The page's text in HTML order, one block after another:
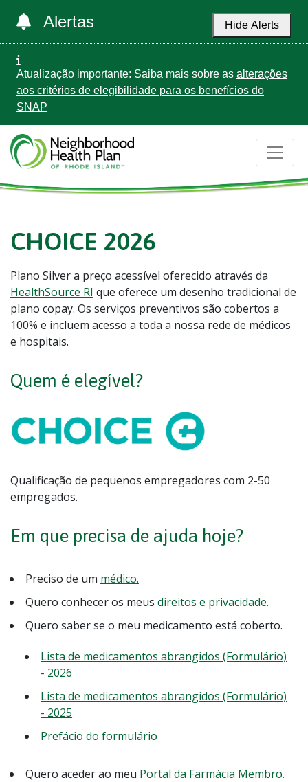
Alertas Hide Alerts
Atualização importante: Saiba mais sobre as alterações
aos critérios de elegibilidade para os benefícios do
SNAP
CHOICE 2026
Plano Silver a preço acessível oferecido através da
HealthSource RI que oferece um desenho tradicional de
plano copay. Os serviços preventivos são cobertos a
100% e incluem acesso a toda a nossa rede de médicos
e hospitais.
Quem é elegível?
Qualificação de pequenos empregadores com 2-50
empregados.
Em que precisa de ajuda hoje?
Preciso de um médico.
Quero conhecer os meus direitos e privacidade.
Quero saber se o meu medicamento está coberto.
Lista de medicamentos abrangidos (Formulário)
- 2026
Lista de medicamentos abrangidos (Formulário)
- 2025
Prefácio do formulário
Quero aceder ao meu Portal da Farmácia Membro.